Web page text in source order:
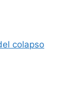
colapso